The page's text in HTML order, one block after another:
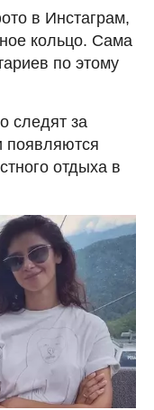
в Инстаграм,
кольцо. Сама
по этому
следят за
появляются
отдыха в